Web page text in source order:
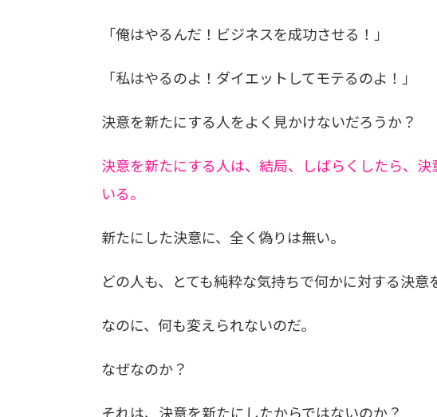
「俺はやるんだ！ビジネスを成功させる！」
「私はやるのよ！ダイエットしてモテるのよ！」
決意を新たにする人をよく見かけないだろうか？
決意を新たにする人は、結局、しばらくしたら、
いる。
新たにした決意に、全く偽りは無い。
どの人も、とても純粋な気持ちで何かに対する決意
なのに、何も変えられないのだ。
なぜなのか？
それは、決意を新たにしたからではないのか？